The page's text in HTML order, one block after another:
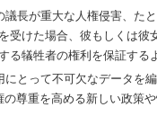
長が重大な人権侵害、た
受けた場合、彼もしくは彼
犠牲者の権利を保証する
とって不可欠なデータを
尊重を高める新しい政策